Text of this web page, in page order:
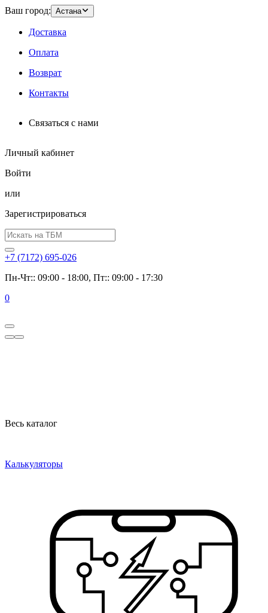
Ваш город: Астана
Доставка
Оплата
Возврат
Контакты
Связаться с нами
Личный кабинет
Войти
или
Зарегистрироваться
+7 (7172) 695-026
Пн-Чт:: 09:00 - 18:00, Пт:: 09:00 - 17:30
0
Весь каталог
Калькуляторы